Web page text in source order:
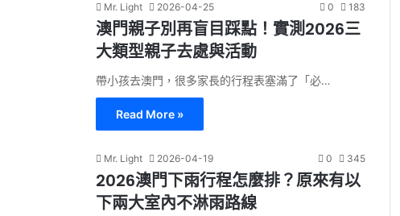
Mr. Light 2026-04-25 0 183
澳門親子別再盲目踩點！實測2026三
大類型親子去處與活動
帶小孩去澳門，很多家長的行程表塞滿了「必…
Read More »
Mr. Light 2026-04-19 0 345
2026澳門下雨行程怎麼排？原來有以
下兩大室內不淋雨路線